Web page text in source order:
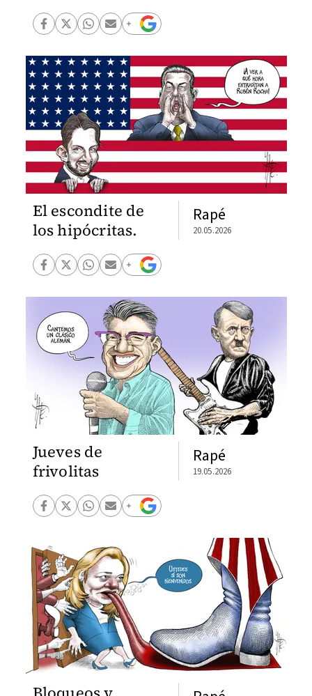
El escondite de
los hipócritas.
Rapé
20.05.2026
Jueves de
frivolitas
Rapé
19.05.2026